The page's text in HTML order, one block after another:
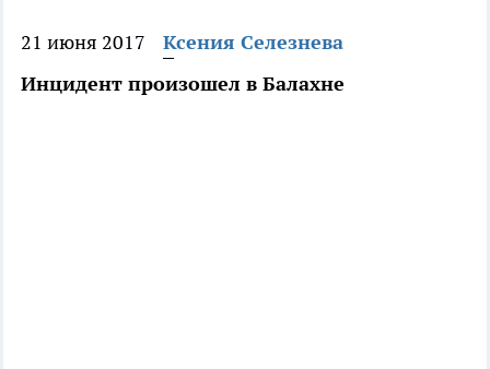
21 июня 2017
Ксения Селезнева
Инцидент произошел в Балахне